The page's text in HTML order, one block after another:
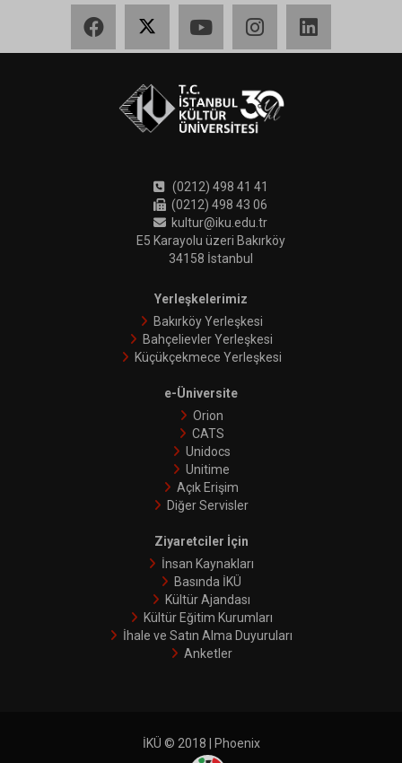
(0212) 498 41 41
(0212) 498 43 06
kultur@iku.edu.tr
E5 Karayolu üzeri Bakırköy
34158 İstanbul
Yerleşkelerimiz
Bakırköy Yerleşkesi
Bahçelievler Yerleşkesi
Küçükçekmece Yerleşkesi
e-Üniversite
Orion
CATS
Unidocs
Unitime
Açık Erişim
Diğer Servisler
Ziyaretciler İçin
İnsan Kaynakları
Basında İKÜ
Kültür Ajandası
Kültür Eğitim Kurumları
İhale ve Satın Alma Duyuruları
Anketler
İKÜ © 2018 | Phoenix